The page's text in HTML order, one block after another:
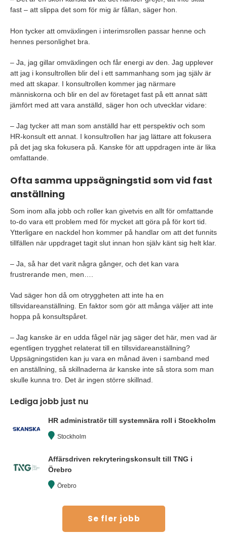
fast – att slippa det som för mig är fållan, säger hon.
Hon tycker att omväxlingen i interimsrollen passar henne och
hennes personlighet bra.
– Ja, jag gillar omväxlingen och får energi av den. Jag upplever
att jag i konsultrollen blir del i ett sammanhang som jag själv är
med att skapar. I konsultrollen kommer jag närmare
människorna och blir en del av företaget fast på ett annat sätt
jämfört med att vara anställd, säger hon och utvecklar vidare:
– Jag tycker att man som anställd har ett perspektiv och som
HR-konsult ett annat. I konsultrollen har jag lättare att fokusera
på det jag ska fokusera på. Kanske för att uppdragen inte är lika
omfattande.
Ofta samma uppsägningstid som vid fast
anställning
Som inom alla jobb och roller kan givetvis en allt för omfattande
to-do vara ett problem med för mycket att göra på för kort tid.
Ytterligare en nackdel hon kommer på handlar om att det funnits
tillfällen när uppdraget tagit slut innan hon själv känt sig helt klar.
– Ja, så har det varit några gånger, och det kan vara
frustrerande men, men….
Vad säger hon då om otryggheten att inte ha en
tillsvidareanställning. En faktor som gör att många väljer att inte
hoppa på konsultspåret.
– Jag kanske är en udda fågel när jag säger det här, men vad är
egentligen trygghet relaterat till en tillsvidareanställning?
Uppsägningstiden kan ju vara en månad även i samband med
en anställning, så skillnaderna är kanske inte så stora som man
skulle kunna tro. Det är ingen större skillnad.
Lediga jobb just nu
HR administratör till systemnära roll i Stockholm
Stockholm
Affärsdriven rekryteringskonsult till TNG i
Örebro
Örebro
Se fler jobb